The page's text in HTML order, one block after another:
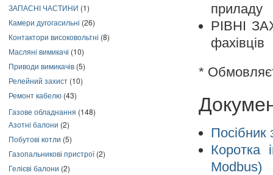
ЗАПАСНІ ЧАСТИНИ (1)
Камери дугогасильні (26)
Контактори високовольтні (8)
Масляні вимикачі (10)
Приводи вимикачів (5)
Релейний захист (10)
Ремонт кабелю (43)
Газове обладнання (148)
Азотні балони (2)
Побутові котли (5)
Газопальникові пристрої(2)
Гелієві балони (2)
приладу
РІВНІ
фахівців
*
Посібник
Коротка
Modbus)